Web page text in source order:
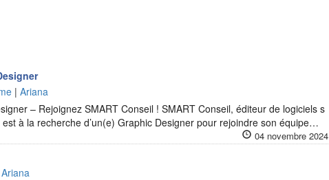
|Ariana
– Rejoignez SMART Conseil ! SMART Conseil, éditeur de logiciels s
à la recherche d’un(e) Graphic Designer pour rejoindre son équipe…
04 novembre 2024
Ariana